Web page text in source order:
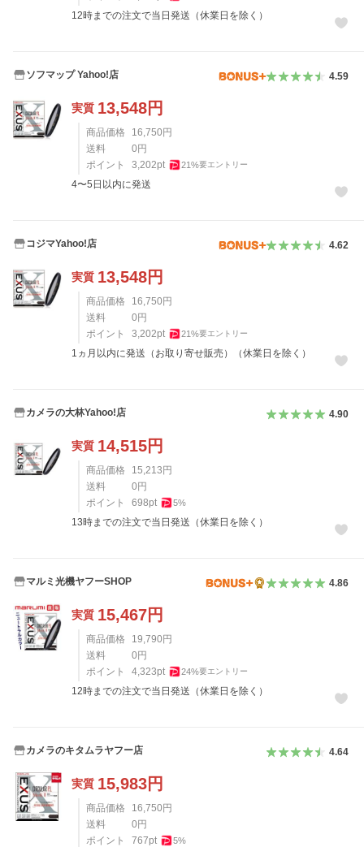
12時までの注文で当日発送（休業日を除く）
ソフマップ Yahoo!店 4.59
実質 13,548円
商品価格 16,750 円
送料
0 円
ポイント
3,202pt 21%要エントリー
4〜5日以内に発送
コジマYahoo!店 4.62
実質 13,548円
商品価格 16,750 円
送料
0 円
ポイント
3,202pt 21%要エントリー
1ヵ月以内に発送（お取り寄せ販売）（休業日を除く）
カメラの大林Yahoo!店 4.90
実質 14,515円
商品価格 15,213 円
送料
0 円
ポイント
698pt 5%
13時までの注文で当日発送（休業日を除く）
マルミ光機ヤフーSHOP 4.86
実質 15,467円
商品価格 19,790 円
送料
0 円
ポイント
4,323pt 24%要エントリー
12時までの注文で当日発送（休業日を除く）
カメラのキタムラヤフー店 4.64
実質 15,983円
商品価格 16,750 円
送料
0 円
ポイント
767pt 5%